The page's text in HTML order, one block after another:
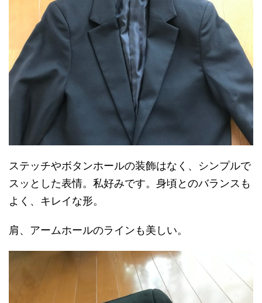
ステッチやボタンホールの装飾はなく、シンプルで
スッとした表情。私好みです。身頃とのバランスも
よく、キレイな形。
肩、アームホールのラインも美しい。